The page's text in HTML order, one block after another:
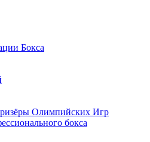
Бокса
Олимпийских Игр
бокса